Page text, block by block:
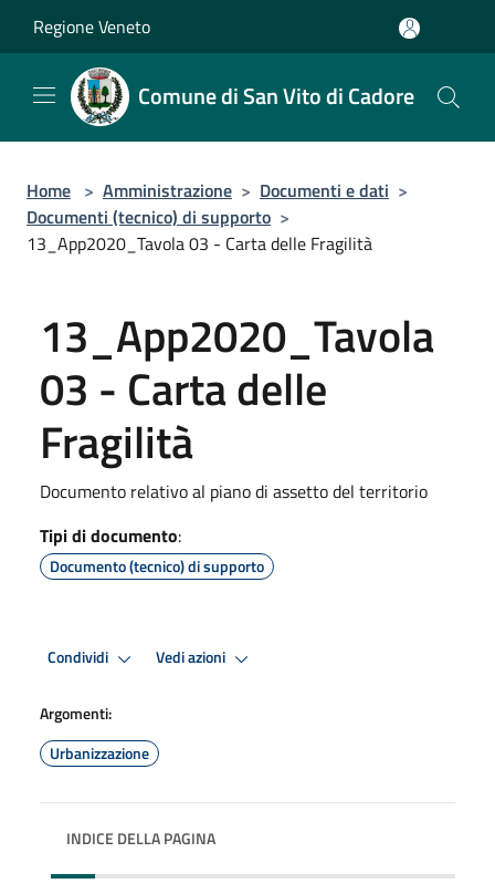
Regione Veneto
Comune di San Vito di Cadore
Home > Amministrazione > Documenti e dati >
Documenti (tecnico) di supporto >
13_App2020_Tavola 03 - Carta delle Fragilità
13_App2020_Tavola
03 - Carta delle
Fragilità
Documento relativo al piano di assetto del territorio
Tipi di documento:
Documento (tecnico) di supporto
Condividi Vedi azioni
Argomenti:
Urbanizzazione
INDICE DELLA PAGINA